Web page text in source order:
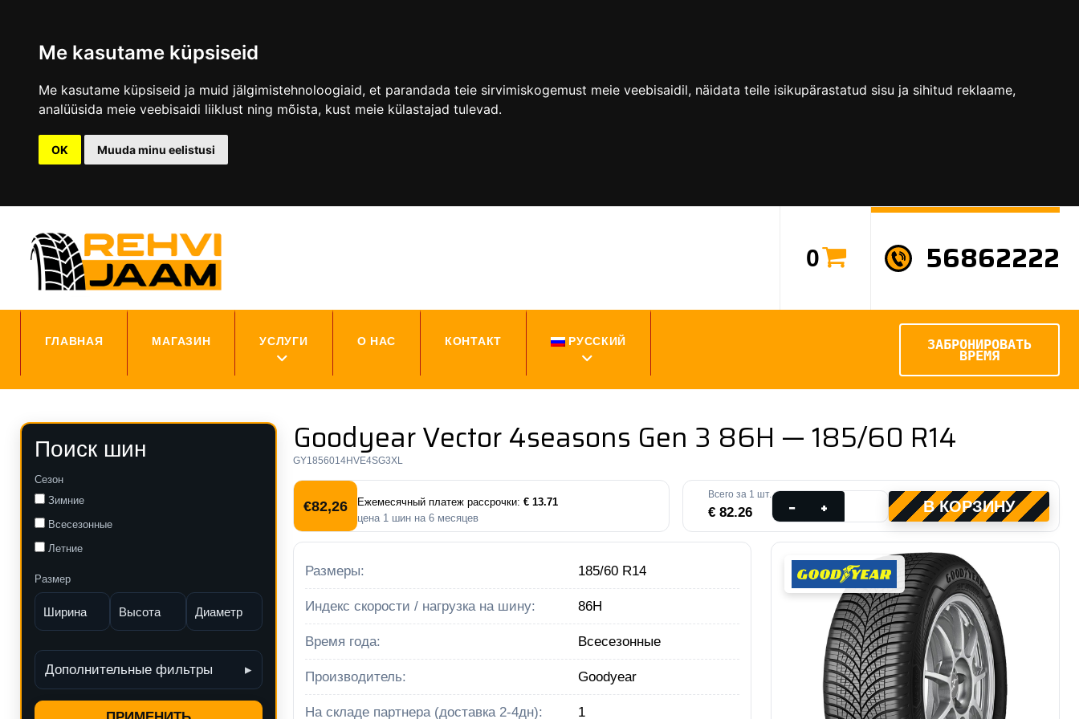
Me kasutame küpsiseid
Me kasutame küpsiseid ja muid jälgimistehnoloogiaid, et parandada teie sirvimiskogemust meie veebisaidil, näidata teile isikupärastatud sisu ja sihitud reklaame,
analüüsida meie veebisaidi liiklust ning mõista, kust meie külastajad tulevad.
OK Muuda minu eelistusi
0 56862222
ЗАБРОНИРОВАТЬ
ВРЕМЯ
ГЛАВНАЯ МАГАЗИН УСЛУГИ О НАС КОНТАКТ РУССКИЙ
Поиск шин
Сезон
Зимние
Всесезонные
Летние
Размер
Дополнительные фильтры
Goodyear Vector 4seasons Gen 3 86H — 185/60 R14
GY1856014HVE4SG3XL
€82,26 Ежемесячный платеж рассрочки: € 13.71
цена 1 шин на 6месяцев
Всего за 1 шт.
€ 82.26 − +
Количество
товара
Goodyear
Vector
4seasons
Gen
3
86H
—
185/60
В КОРЗИНУ
Размеры: 185/60 R14
Индекс скорости / нагрузка на шину: 86H
Время года: Всесезонные
Производитель: Goodyear
На складе партнера (доставка 2-4дн): 1